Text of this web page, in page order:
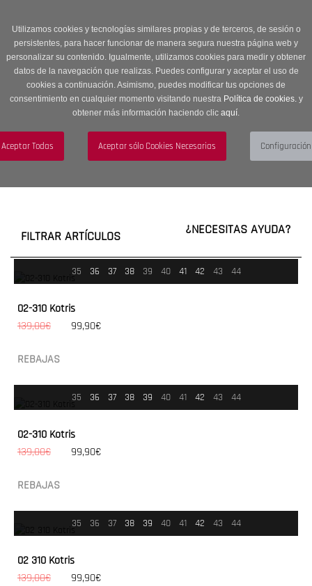
Utilizamos cookies y tecnologías similares propias y de terceros, de sesión o
persistentes, para hacer funcionar de manera segura nuestra página web y
personalizar su contenido. Igualmente, utilizamos cookies para medir y obtener
datos de la navegación que realizas. Puedes configurar y aceptar el uso de
cookies a continuación. Asimismo, puedes modificar tus opciones de
consentimiento en cualquier momento visitando nuestra Política de cookies.y
obtener más información haciendo clic aquí.
descuento en Sección OUTLET con código OUTLET20
navigation
Menú
FILTRAR ARTÍCULOS ¿NECESITAS AYUDA?
35 36 37 38 39 40 41 42 43 44
02-310 Kotris
139,00€
99,90€
REBAJAS
35 36 37 38 39 40 41 42 43 44
02-310 Kotris
139,00€
99,90€
REBAJAS
35 36 37 38 39 40 41 42 43 44
02 310 Kotris
139,00€
99,90€